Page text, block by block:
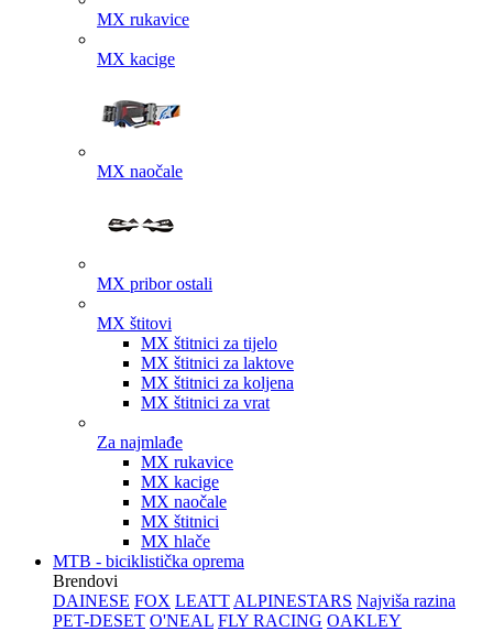
MX rukavice
MX kacige
MX naočale
MX pribor ostali
MX štitovi
MX štitnici za tijelo
MX štitnici za laktove
MX štitnici za koljena
MX štitnici za vrat
Za najmlađe
MX rukavice
MX kacige
MX naočale
MX štitnici
MX hlače
MTB - biciklistička oprema
Brendovi
DAINESE FOX LEATT ALPINESTARS Najviša razina
PET-DESET O'NEAL FLY RACING OAKLEY